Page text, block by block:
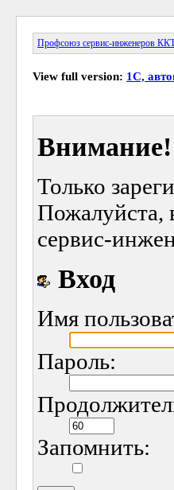
Профсоюз сервис-инженеров
View full version: 1С,
Внимание!
Только
Пожалуйста,
сервис-
Вход
Имя
Пароль:
Запомнить: